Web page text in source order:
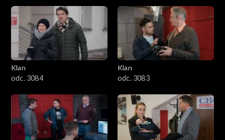
1801–1900
1701–1800
1601–1700
1501–1600
1401–1500
Klan
odc. 3084
Klan
odc. 3083